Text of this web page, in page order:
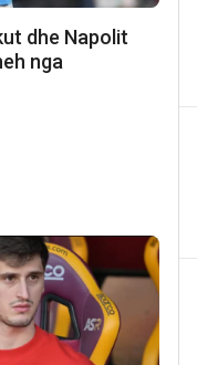
dhe Napolit
nga